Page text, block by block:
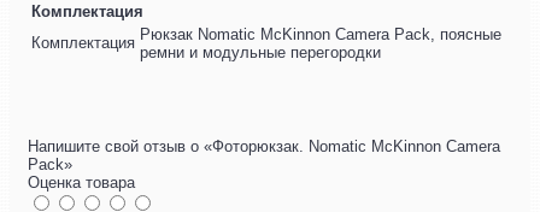
Комплектация
Комплектация Рюкзак Nomatic McKinnon Camera Pack, поясные
ремни и модульные перегородки
Напишите свой отзыв о «Фоторюкзак. Nomatic McKinnon Camera
Pack»
Оценка товара